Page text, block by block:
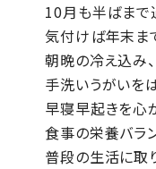
10月も半ばまで
気付けば年末ま
朝晩の冷え込み
手洗いうがいを
早寝早起きを心
食事の栄養バラ
普段の生活に取